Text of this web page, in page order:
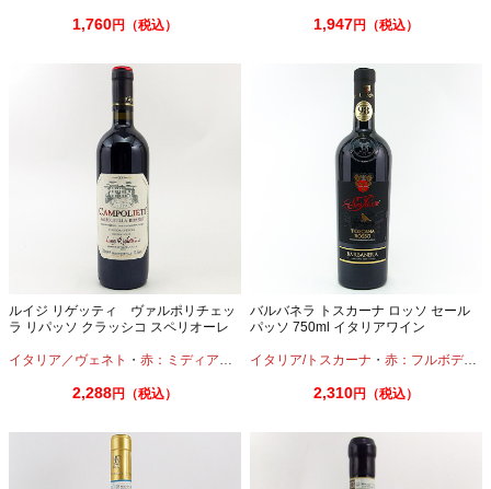
1,760円（税込） 1,947円（税込）
ルイジ リゲッティ ヴァルポリチェッ
ラ リパッソ クラッシコ スペリオーレ
イタリア／ヴェネト ・ 赤：ミディアムボディ
2,288円（税込）
バルバネラ トスカーナ ロッソ セール
パッソ 750ml イタリアワイン
イタリア/トスカーナ ・赤：フルボディ
2,310円（税込）